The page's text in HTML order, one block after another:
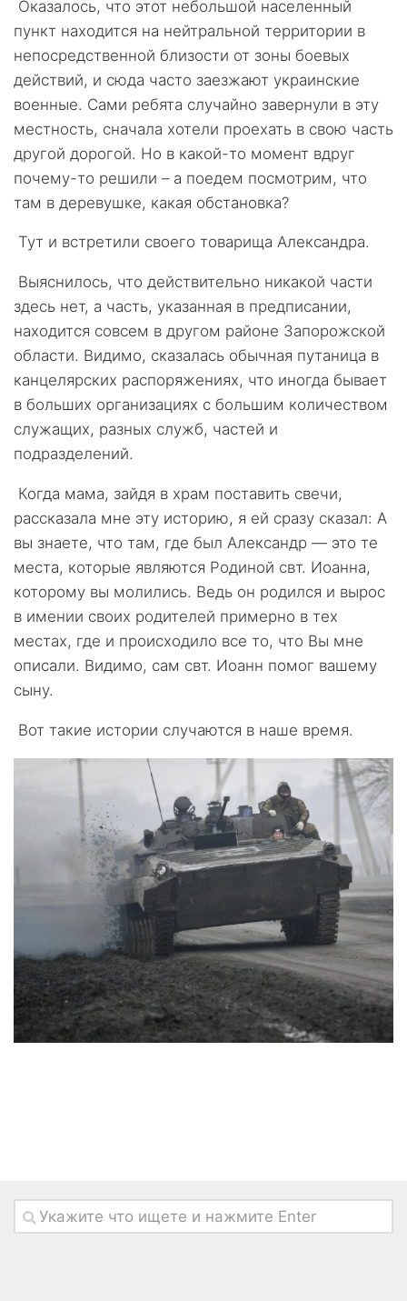
Оказалось, что этот небольшой населенный
пункт находится на нейтральной территории в
непосредственной близости от зоны боевых
действий, и сюда часто заезжают украинские
военные. Сами ребята случайно завернули в эту
местность, сначала хотели проехать в свою часть
другой дорогой. Но в какой-то момент вдруг
почему-то решили – а поедем посмотрим, что
там в деревушке, какая обстановка?
Тут и встретили своего товарища Александра.
Выяснилось, что действительно никакой части
здесь нет, а часть, указанная в предписании,
находится совсем в другом районе Запорожской
области. Видимо, сказалась обычная путаница в
канцелярских распоряжениях, что иногда бывает
в больших организациях с большим количеством
служащих, разных служб, частей и
подразделений.
Когда мама, зайдя в храм поставить свечи,
рассказала мне эту историю, я ей сразу сказал: А
вы знаете, что там, где был Александр — это те
места, которые являются Родиной свт. Иоанна,
которому вы молились. Ведь он родился и вырос
в имении своих родителей примерно в тех
местах, где и происходило все то, что Вы мне
описали. Видимо, сам свт. Иоанн помог вашему
сыну.
Вот такие истории случаются в наше время.